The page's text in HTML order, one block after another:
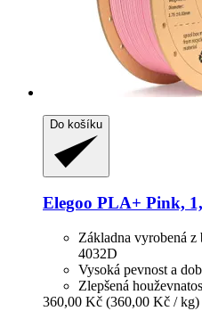
Do košíku
Elegoo PLA+ Pink,
Základna vyrobená
4032D
Vysoká pevnost a
Zlepšená
360,00 Kč (360,00 Kč / kg)